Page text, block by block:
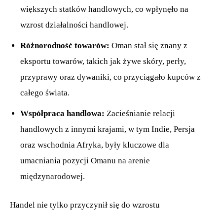
większych statków handlowych, co wpłynęło na
wzrost działalności handlowej.
Różnorodność towarów: Oman stał się znany z
eksportu towarów, takich jak żywe skóry, perły,
przyprawy oraz dywaniki, co przyciągało kupców z
całego świata.
Współpraca handlowa: Zacieśnianie relacji
handlowych z innymi krajami, w tym Indie, Persja
oraz wschodnia Afryka, były kluczowe dla
umacniania pozycji Omanu na arenie
międzynarodowej.
Handel nie tylko przyczynił się do wzrostu